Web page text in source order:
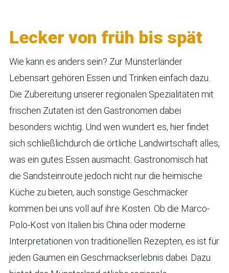
Lecker von früh bis spät
Wie kann es anders sein? Zur Münsterländer
Lebensart gehören Essen und Trinken einfach dazu.
Die Zubereitung unserer regionalen Spezialitäten mit
frischen Zutaten ist den Gastronomen dabei
besonders wichtig. Und wen wundert es, hier findet
sich schließlichdurch die örtliche Landwirtschaft alles,
was ein gutes Essen ausmacht. Gastronomisch hat
die Sandsteinroute jedoch nicht nur die heimische
Küche zu bieten, auch sonstige Geschmäcker
kommen bei uns voll auf ihre Kosten. Ob die Marco-
Polo-Kost von Italien bis China oder moderne
Interpretationen von traditionellen Rezepten, es ist für
jeden Gaumen ein Geschmackserlebnis dabei. Dazu